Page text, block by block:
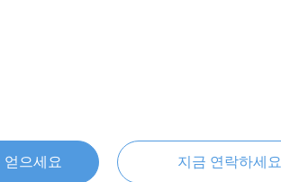
얻으세요 지금 연락하세요